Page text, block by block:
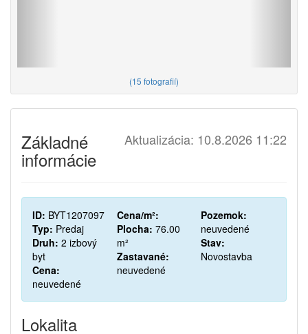
(15 fotografií)
Aktualizácia: 10.8.2026 11:22
Základné
informácie
ID: BYT1207097
Typ: Predaj
Druh:
byt
Cena:
neuvedené
Cena/m²:
Plocha:
m²
Zastavané:
neuvedené
Pozemok:
neuvedené
Stav:
Novostavba
Lokalita